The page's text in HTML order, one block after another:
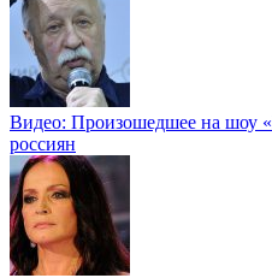
Видео: Произошедшее на шоу
россиян